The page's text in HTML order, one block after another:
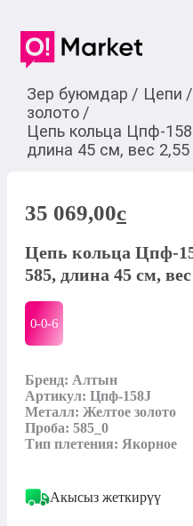
Зер буюмдар / Цепи /
золото /
Цепь кольца Цпф-
длина 45 см, вес 2,55
35 069,00c
Цепь кольца Цпф-
585, длина 45 см,
0-0-6
Бренд: Алтын
Артикул: Цпф-158J
Металл: Желтое золото
Проба: 585_0
Тип плетения: Якорное
Акысыз жеткирүү